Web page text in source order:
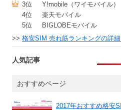
3位
Y!mobile（ワイモバイル）
4位
楽天モバイル
5位
BIGLOBEモバイル
>> 格安SIM 売れ筋ランキングの詳
人気記事
おすすめページ
2017年おすすめ格安